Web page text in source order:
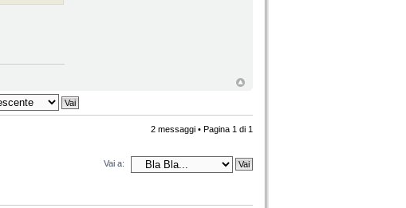
2 messaggi • Pagina 1 di 1
Vai a: